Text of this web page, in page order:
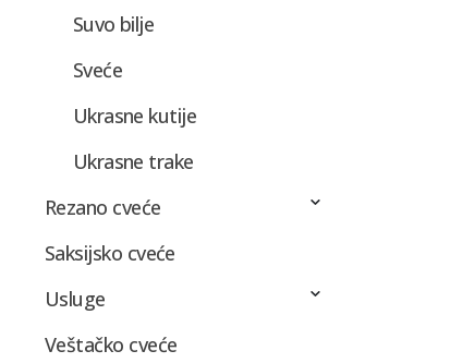
Suvo bilje
Sveće
Ukrasne kutije
Ukrasne trake
Rezano cveće
Saksijsko cveće
Usluge
Veštačko cveće